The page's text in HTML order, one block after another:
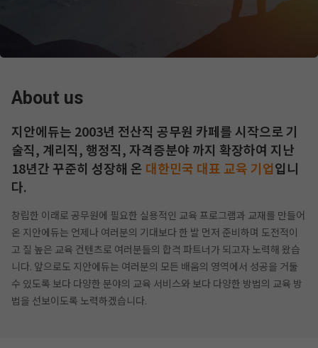
About us
지안에듀는 2003년 전산직 공무원 카페를 시작으로 기
술직, 계리직, 행정직, 자격증분야 까지 확장하여 지난
18년간 꾸준히 성장해 온 대한민국 대표 교육 기업입니
다.
창립한 이래로 공무원에 필요한 실용적인 교육 프로그램과 교재를 만들어
온 지안에듀는 언제나 여러분의 기대보다 한 발 먼저 준비하며 도전적이
고 질 높은 교육 컨텐츠로 여러분들의 합격 파트너가 되고자 노력해 왔습
니다. 앞으로도 지안에듀는 여러분의 모든 배움의 영역에서 성공을 거둘
수 있도록 보다 다양한 분야의 교육 서비스와 보다 다양한 방법의 교육 방
법을 선보이도록 노력하겠습니다.